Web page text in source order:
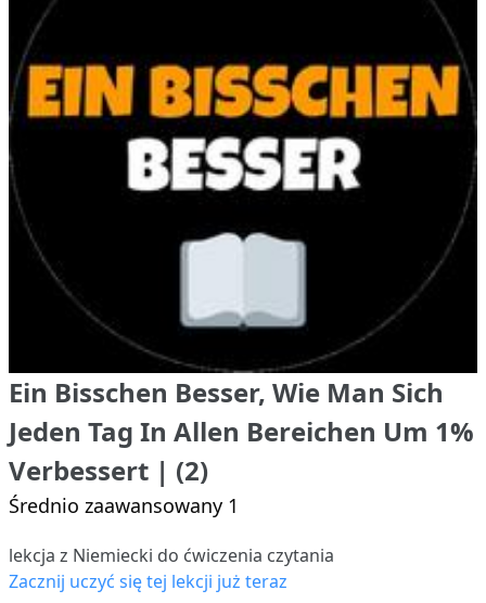
Ein Bisschen Besser, Wie Man Sich
Jeden Tag In Allen Bereichen Um 1%
Verbessert | (2)
Średnio zaawansowany 1
lekcja z Niemiecki do ćwiczenia czytania
Zacznij uczyć się tej lekcji już teraz